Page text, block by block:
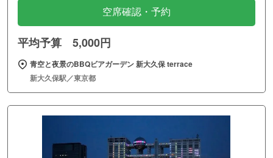
空席確認・予約
平均予算 5,000円
青空と夜景のBBQビアガーデン 新大久保 terrace
新大久保駅／東京都